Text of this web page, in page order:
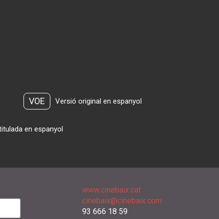
VOE Versió original en espanyol
en espanyol
www.cinebaix.cat
cinebaix@cinebaix.com
93 666 18 59